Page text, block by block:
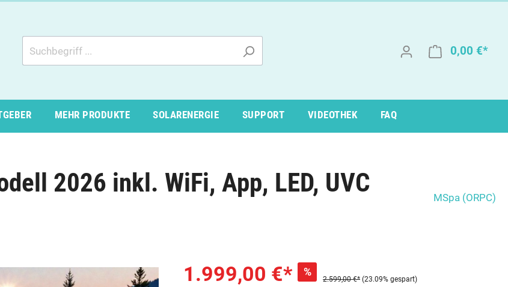
0,00 €*
MEHR PRODUKTE SOLARENERGIE SUPPORT VIDEOTHEK FAQ
2026 inkl. WiFi, App, LED, UVC MSpa (ORPC)
1.999,00 €* %
2.599,00 €* (23.09% gespart)